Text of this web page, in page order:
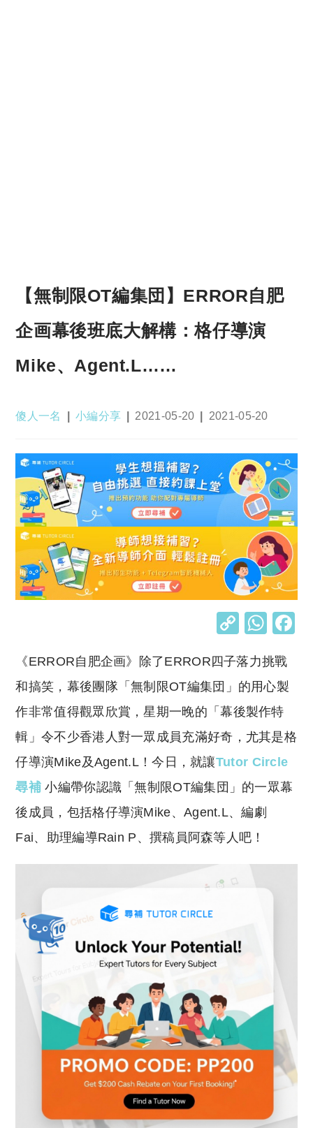
【無制限OT編集団】ERROR自肥
企画幕後班底大解構：格仔導演
Mike、Agent.L……
Post
傻人一名
Post
小編分享
Post
2021-05-20
Post
2021-05-20
C
p
y
Li
n
k
W
at
s
A
p
p
《ERROR自肥企画》除了ERROR四子落力挑戰
和搞笑，幕後團隊「無制限OT編集団」的用心製
作非常值得觀眾欣賞，星期一晚的「幕後製作特
輯」令不少香港人對一眾成員充滿好奇，尤其是格
仔導演Mike及Agent.L！今日，就讓Tutor Circle
尋補 小編帶你認識「無制限OT編集団」的一眾幕
後成員，包括格仔導演Mike、Agent.L、編劇
Fai、助理編導Rain P、撰稿員阿森等人吧！